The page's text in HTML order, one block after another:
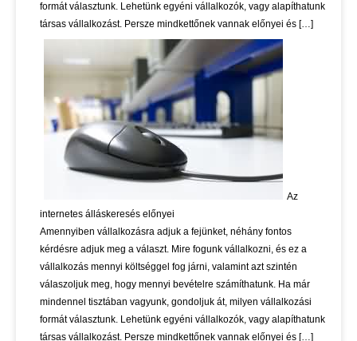
formát választunk. Lehetünk egyéni vállalkozók, vagy alapíthatunk
társas vállalkozást. Persze mindkettőnek vannak előnyei és […]
Az
internetes álláskeresés előnyei
Amennyiben vállalkozásra adjuk a fejünket, néhány fontos
kérdésre adjuk meg a választ. Mire fogunk vállalkozni, és ez a
vállalkozás mennyi költséggel fog járni, valamint azt szintén
válaszoljuk meg, hogy mennyi bevételre számíthatunk. Ha már
mindennel tisztában vagyunk, gondoljuk át, milyen vállalkozási
formát választunk. Lehetünk egyéni vállalkozók, vagy alapíthatunk
társas vállalkozást. Persze mindkettőnek vannak előnyei és […]